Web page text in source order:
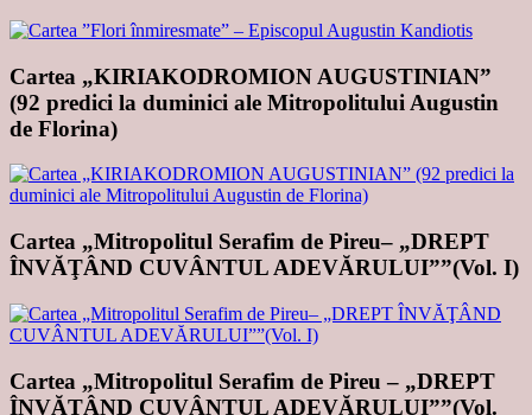
Cartea „KIRIAKODROMION AUGUSTINIAN”
(92 predici la duminici ale Mitropolitului Augustin
de Florina)
Cartea „Mitropolitul Serafim de Pireu– „DREPT
ÎNVĂŢÂND CUVÂNTUL ADEVĂRULUI””(Vol. I)
Cartea „Mitropolitul Serafim de Pireu – „DREPT
ÎNVĂŢÂND CUVÂNTUL ADEVĂRULUI””(Vol.